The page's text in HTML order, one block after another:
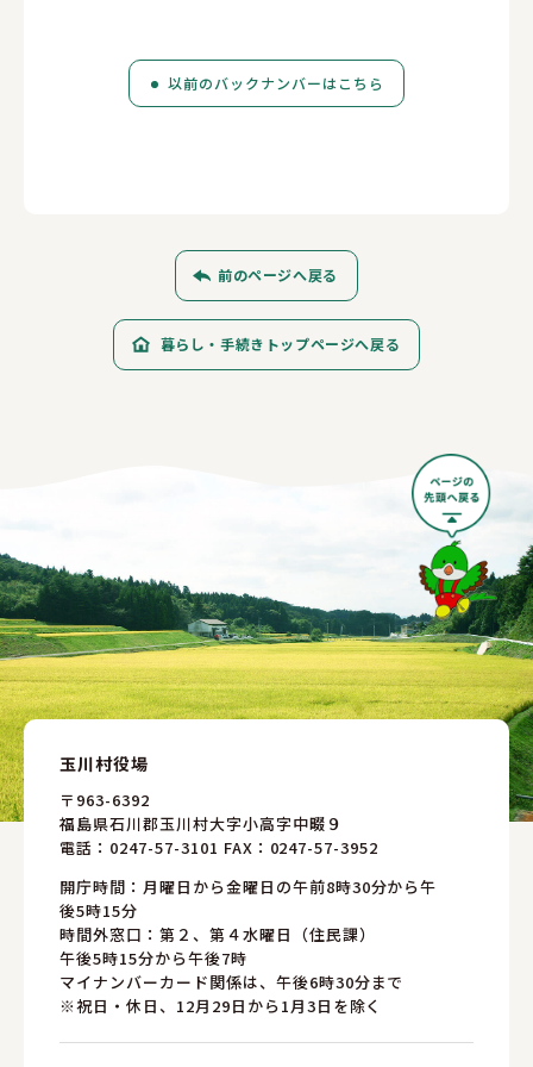
以前のバックナンバーはこちら
前のページへ戻る
暮らし・手続きトップページへ戻る
玉川村役場
〒963-6392
福島県石川郡玉川村大字小高字中畷９
電話： 0247-57-3101 FAX：0247-57-3952
開庁時間：月曜日から金曜日の午前8時30分から午
後5時15分
時間外窓口：第２、第４水曜日（住民課）
午後5時15分から午後7時
マイナンバーカード関係は、午後6時30分まで
※祝日・休日、12月29日から1月3日を除く